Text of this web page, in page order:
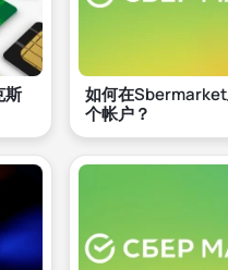
斯
如何在
个帐户？